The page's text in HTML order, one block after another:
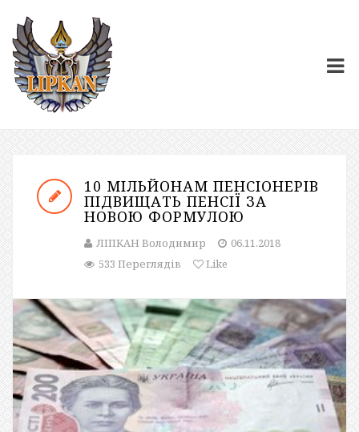
10 МІЛЬЙОНАМ ПЕНСІОНЕРІВ
ПІДВИЩАТЬ ПЕНСІЇ ЗА
НОВОЮ ФОРМУЛОЮ
ЛІПКАН Володимир
06.11.2018
533 Переглядів
Like